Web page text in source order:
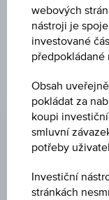
neslouží jako
ZMĚNA
--
NÁKUP
PRODEJ
webových
nástroji je
investované
předpokládané
Obsah
pokládat za
koupi
smluvní
potřeby
Investiční
stránkách